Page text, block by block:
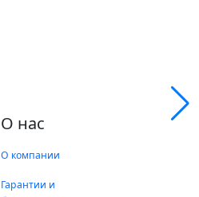
О нас
О компании
Гарантии и